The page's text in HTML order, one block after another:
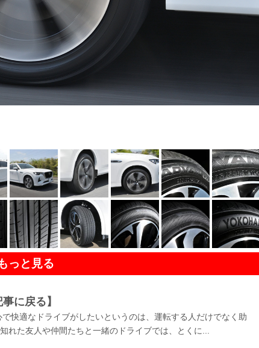
っと見る
事に戻る】
快適なドライブがしたいというのは、運転する人だけでなく助
た友人や仲間たちと一緒のドライブでは、とくに...